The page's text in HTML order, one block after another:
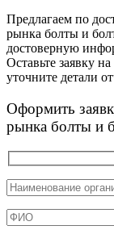
Предлагаем по
рынка болты и
достоверную
Оставьте заявку
уточните детали
Оформить
рынка болты и